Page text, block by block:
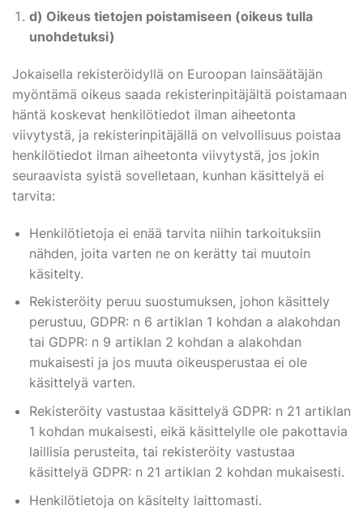
d) Oikeus tietojen poistamiseen (oikeus tulla
unohdetuksi)
Jokaisella rekisteröidyllä on Euroopan lainsäätäjän
myöntämä oikeus saada rekisterinpitäjältä poistamaan
häntä koskevat henkilötiedot ilman aiheetonta
viivytystä, ja rekisterinpitäjällä on velvollisuus poistaa
henkilötiedot ilman aiheetonta viivytystä, jos jokin
seuraavista syistä sovelletaan, kunhan käsittelyä ei
tarvita:
Henkilötietoja ei enää tarvita niihin tarkoituksiin
nähden, joita varten ne on kerätty tai muutoin
käsitelty.
Rekisteröity peruu suostumuksen, johon käsittely
perustuu, GDPR: n 6 artiklan 1 kohdan a alakohdan
tai GDPR: n 9 artiklan 2 kohdan a alakohdan
mukaisesti ja jos muuta oikeusperustaa ei ole
käsittelyä varten.
Rekisteröity vastustaa käsittelyä GDPR: n 21 artiklan
1 kohdan mukaisesti, eikä käsittelylle ole pakottavia
laillisia perusteita, tai rekisteröity vastustaa
käsittelyä GDPR: n 21 artiklan 2 kohdan mukaisesti.
Henkilötietoja on käsitelty laittomasti.